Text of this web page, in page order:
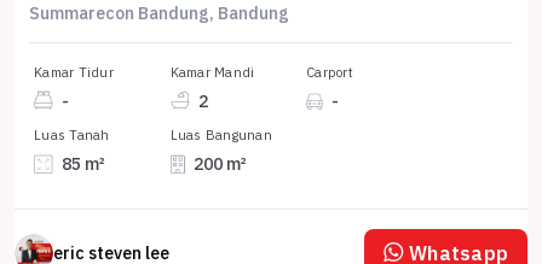
Summarecon Bandung, Bandung
Kamar Tidur
-
Kamar Mandi
2
Carport
-
Luas Tanah
85 m²
Luas Bangunan
200 m²
eric steven lee Whatsapp